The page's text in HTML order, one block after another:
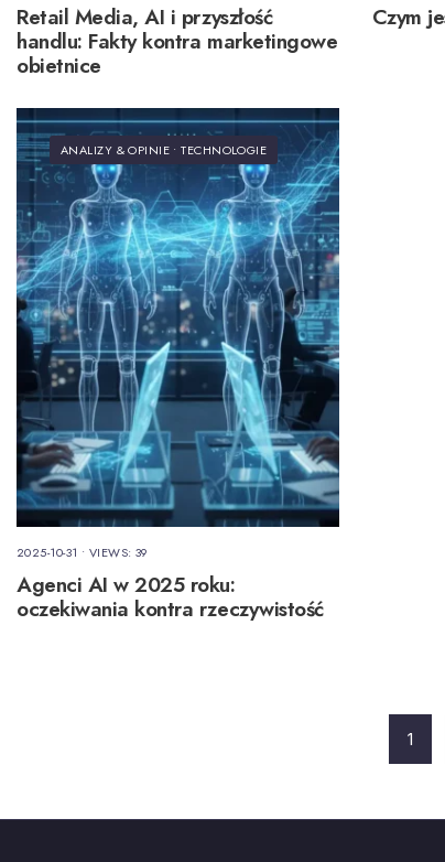
Retail Media, AI i przyszłość
handlu: Fakty kontra marketingowe
obietnice
Czym
ANALIZY & OPINIE •TECHNOLOGIE
2025-10-31 • VIEWS: 39
Agenci AI w 2025 roku:
oczekiwania kontra rzeczywistość
1